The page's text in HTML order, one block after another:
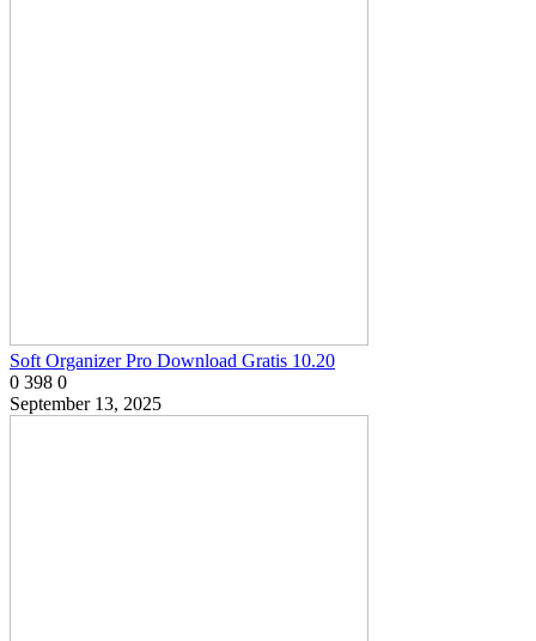
Soft Organizer Pro Download Gratis 10.20
0 398 0
September 13, 2025